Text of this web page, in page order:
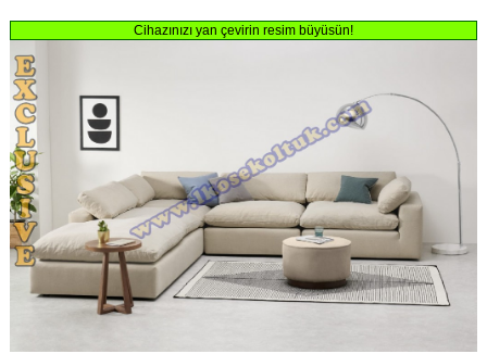
Cihazınızı yan çevirin resim büyüsün!